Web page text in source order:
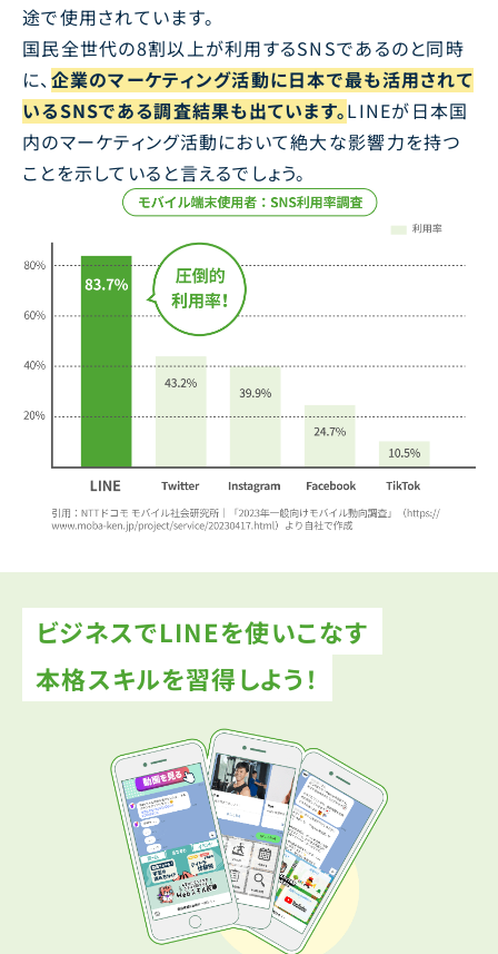
途で使用されています。
国民全世代の8割以上が利用するSNSであるのと同時
に、企業のマーケティング活動に日本で最も活用されて
いるSNSである調査結果も出ています。LINEが日本国
内のマーケティング活動において絶大な影響力を持つ
ことを示していると言えるでしょう。
ビジネスでLINEを使いこなす
本格スキルを習得しよう！